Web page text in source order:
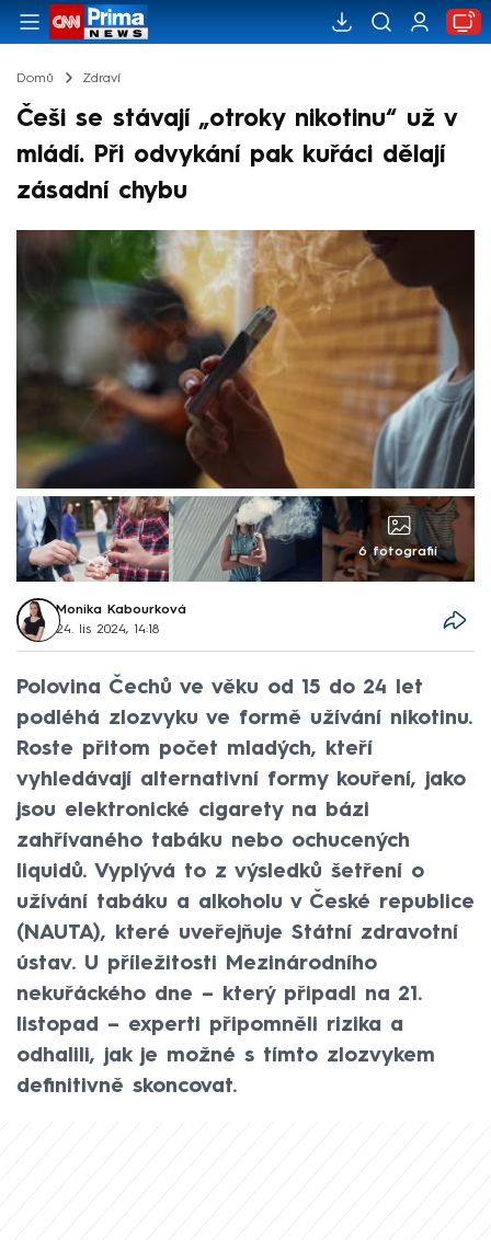
Domů Zdraví
Češi se stávají „otroky nikotinu“ už v
mládí. Při odvykání pak kuřáci dělají
zásadní chybu
6 fotografií
Monika Kabourková
24. lis 2024, 14:18
Polovina Čechů ve věku od 15 do 24 let
podléhá zlozvyku ve formě užívání nikotinu.
Roste přitom počet mladých, kteří
vyhledávají alternativní formy kouření, jako
jsou elektronické cigarety na bázi
zahřívaného tabáku nebo ochucených
liquidů. Vyplývá to z výsledků šetření o
užívání tabáku a alkoholu v České republice
(NAUTA), které uveřejňuje Státní zdravotní
ústav. U příležitosti Mezinárodního
nekuřáckého dne – který připadl na 21.
listopad – experti připomněli rizika a
odhalili, jak je možné s tímto zlozvykem
definitivně skoncovat.